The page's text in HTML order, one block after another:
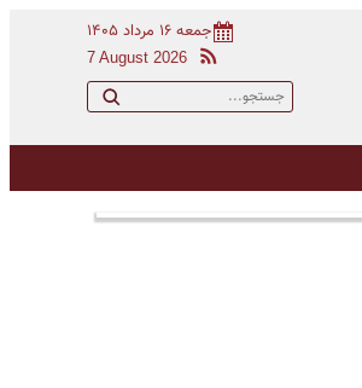
جمعه ۱۶ مرداد ۱۴۰۵
7 August 2026